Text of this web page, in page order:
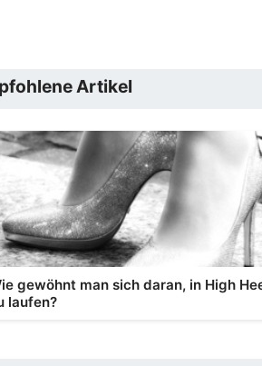
Artikel
gewöhnt man sich daran, in High
laufen?